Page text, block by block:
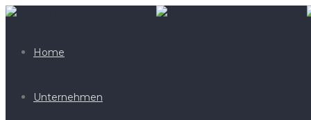
Home
Unternehmen